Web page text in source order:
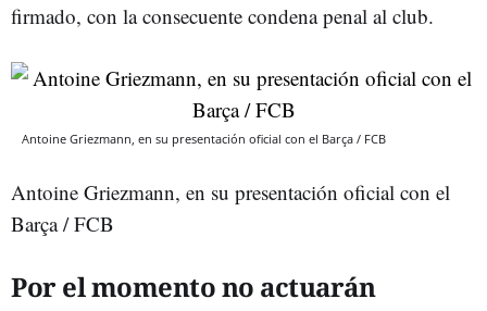
firmado, con la consecuente condena penal al club.
Antoine Griezmann, en su presentación oficial con el Barça / FCB
Antoine Griezmann, en su presentación oficial con el
Barça / FCB
Por el momento no actuarán